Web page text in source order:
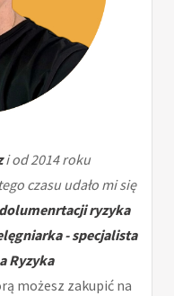
i od 2014 roku
czasu udało mi się
dolumenrtacji ryzyka
- specjalista
Ryzyka
możesz zakupić na